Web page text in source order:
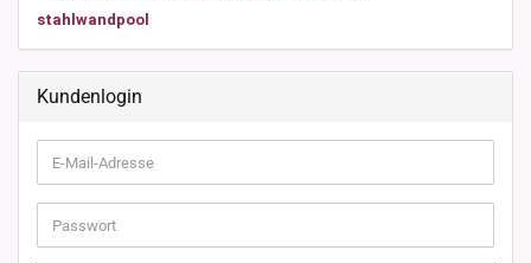
stahlwandpool
Kundenlogin
E-
Mail-
Adresse
Passwort